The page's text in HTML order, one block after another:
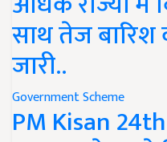
साथ तेज बारिश
जारी..
Government Scheme
PM Kisan